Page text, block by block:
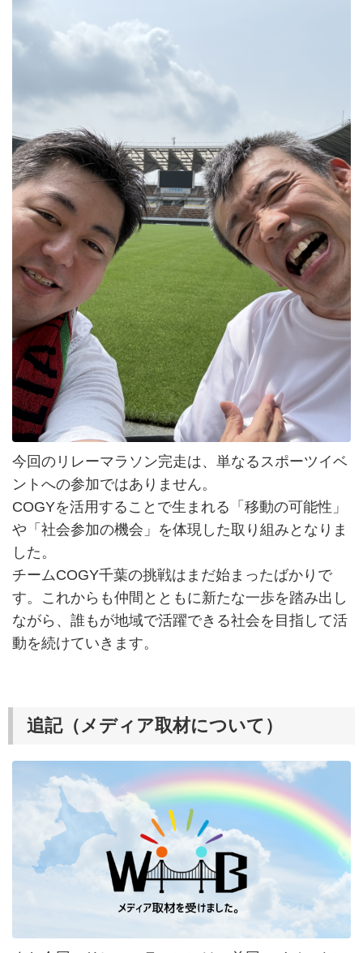
今回のリレーマラソン完走は、単なるスポーツイベ
ントへの参加ではありません。
COGYを活用することで生まれる「移動の可能性」
や「社会参加の機会」を体現した取り組みとなりま
した。
チームCOGY千葉の挑戦はまだ始まったばかりで
す。これからも仲間とともに新たな一歩を踏み出し
ながら、誰もが地域で活躍できる社会を目指して活
動を続けていきます。
追記（メディア取材について）